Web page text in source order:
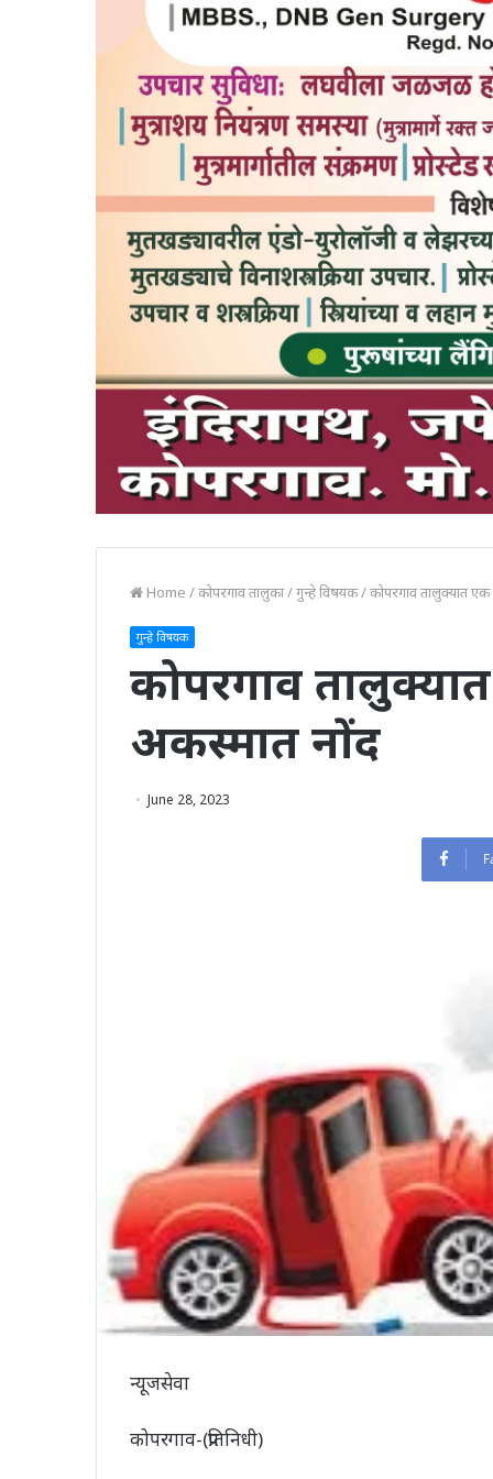
Home /कोपरगाव तालुका/गुन्हे विषयक/कोपरगाव तालुक्यात
गुन्हे विषयक
कोपरगाव
अकस्मात नोंद
June 28, 2023
न्यूजसेवा
कोपरगाव-(प्रतिनिधी)